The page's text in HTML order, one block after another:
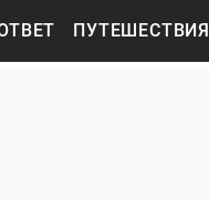
ПУТЕШЕСТВИЯ